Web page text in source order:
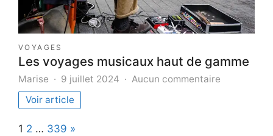
parrainage?
VOYAGES
Les voyages musicaux haut de gamme
Marise 9 juillet 2024 Aucun commentaire
Voir article
Page:
1 2 … 339 Next
»